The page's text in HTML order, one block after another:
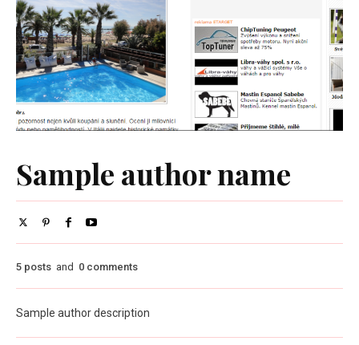
Sample author name
5 posts and 0 comments
Sample author description